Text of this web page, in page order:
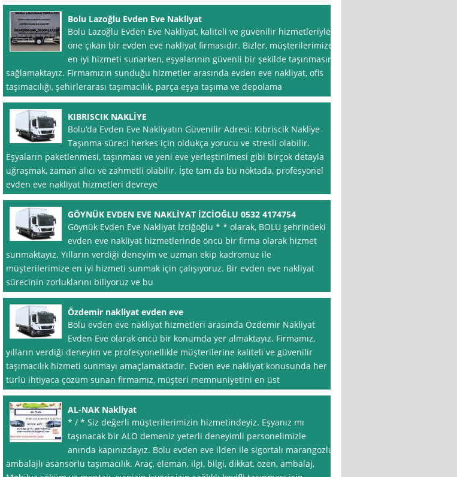
Bolu Lazoğlu Evden Eve Nakliyat
Bolu Lazoğlu Evden Eve Nakliyat, kaliteli ve güvenilir hizmetleriyle
öne çıkan bir evden eve nakliyat firmasıdır. Bizler, müşterilerimize
en iyi hizmeti sunarken, eşyalarının güvenli bir şekilde taşınmasını
sağlamaktayız. Firmamızın sunduğu hizmetler arasında evden eve nakliyat, ofis
taşımacılığı, şehirlerarası taşımacılık, parça eşya taşıma ve depolama
KIBRISCIK NAKLİYE
Bolu‘da Evden Eve Nakliyatın Güvenilir Adresi: Kibriscik Nakli̇ye
Taşınma süreci herkes için oldukça yorucu ve stresli olabilir.
Eşyaların paketlenmesi, taşınması ve yeni eve yerleştirilmesi gibi birçok detayla
uğraşmak, zaman alıcı ve zahmetli olabilir. İşte tam da bu noktada, profesyonel
evden eve nakliyat hizmetleri devreye
GÖYNÜK EVDEN EVE NAKLİYAT İZCİOĞLU 0532 4174754
Göynük Evden Eve Nakliyat İzciğoğlu * * olarak, BOLU şehrindeki
evden eve nakliyat hizmetlerinde öncü bir firma olarak hizmet
sunmaktayız. Yılların verdiği deneyim ve uzman ekip kadromuz ile
müşterilerimize en iyi hizmeti sunmak için çalışıyoruz. Bir evden eve nakliyat
sürecinin zorluklarını biliyoruz ve bu
Özdemir nakliyat evden eve
Bolu evden eve nakliyat hizmetleri arasında Özdemir Nakliyat
Evden Eve olarak öncü bir konumda yer almaktayız. Firmamız,
yılların verdiği deneyim ve profesyonellikle müşterilerine kaliteli ve güvenilir
taşımacılık hizmeti sunmayı amaçlamaktadır. Evden eve nakliyat konusunda her
türlü ihtiyaca çözüm sunan firmamız, müşteri memnuniyetini en üst
AL-NAK Nakliyat
* / * Siz değerli müşterilerimizin hizmetindeyiz. Eşyanız mı
taşınacak bir ALO demeniz yeterli deneyimli personelimizle
anında kapınızdayız. Bolu evden eve ilden ile sigortalı marangozlu
ambalajlı asansörlü taşımacılık. Araç, eleman, ilgi, bilgi, dikkat, özen, ambalaj,